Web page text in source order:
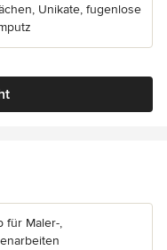
Unikate, fugenlose
für Maler-,